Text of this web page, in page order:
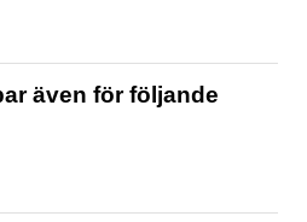
även för följande